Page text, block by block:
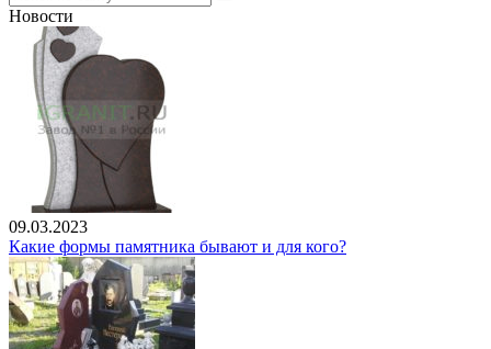
Новости
09.03.2023
Какие формы памятника бывают и для кого?